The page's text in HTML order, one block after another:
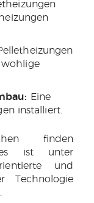
Eine
installiert.
finden
ist unter
und
Technologie